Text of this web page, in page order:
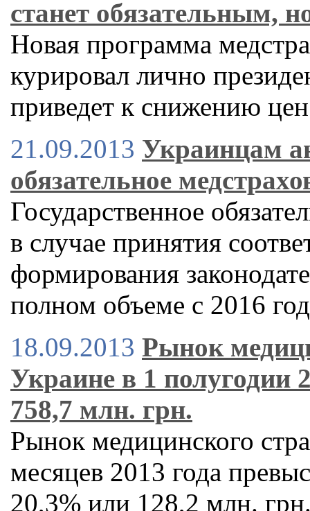
станет обязательным,
Новая программа
курировал лично
приведет к снижению
21.09.2013 Украинцам
обязательное
Государственное
в случае принятия
формирования
полном объеме с 2016
18.09.2013 Рынок
Украине в 1 полугодии
758,7 млн. грн.
Рынок медицинского
месяцев 2013 года
20,3% или 128,2 млн.